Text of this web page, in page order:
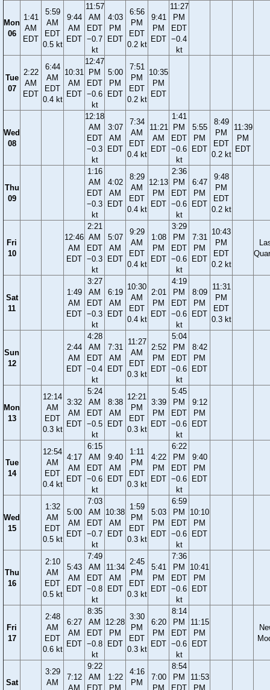
Mon
06
1:41
AM
EDT
5:59
AM
EDT
0.5 kt
9:44
AM
EDT
11:57
AM
EDT
−0.7
kt
4:03
PM
EDT
6:56
PM
EDT
0.2 kt
9:41
PM
EDT
11:27
PM
EDT
−0.4
kt
Tue
07
2:22
AM
EDT
6:44
AM
EDT
0.4 kt
10:31
AM
EDT
12:47
PM
EDT
−0.6
kt
5:00
PM
EDT
7:51
PM
EDT
0.2 kt
10:35
PM
EDT
Wed
08
12:18
AM
EDT
−0.3
kt
3:07
AM
EDT
7:34
AM
EDT
0.4 kt
11:21
AM
EDT
1:41
PM
EDT
−0.6
kt
5:55
PM
EDT
8:49
PM
EDT
0.2 kt
11:39
PM
EDT
Thu
09
1:16
AM
EDT
−0.3
kt
4:02
AM
EDT
8:29
AM
EDT
0.4 kt
12:13
PM
EDT
2:36
PM
EDT
−0.6
kt
6:47
PM
EDT
9:48
PM
EDT
0.2 kt
Fri
10
12:46
AM
EDT
2:21
AM
EDT
−0.3
kt
5:07
AM
EDT
9:29
AM
EDT
0.4 kt
1:08
PM
EDT
3:29
PM
EDT
−0.6
kt
7:31
PM
EDT
10:43
PM
EDT
0.2 kt
Sat
11
1:49
AM
EDT
3:27
AM
EDT
−0.3
kt
6:19
AM
EDT
10:30
AM
EDT
0.4 kt
2:01
PM
EDT
4:19
PM
EDT
−0.6
kt
8:09
PM
EDT
11:31
PM
EDT
0.3 kt
Sun
12
2:44
AM
EDT
4:28
AM
EDT
−0.4
kt
7:31
AM
EDT
11:27
AM
EDT
0.3 kt
2:52
PM
EDT
5:04
PM
EDT
−0.6
kt
8:42
PM
EDT
Mon
13
12:14
AM
EDT
0.3 kt
3:32
AM
EDT
5:24
AM
EDT
−0.5
kt
8:38
AM
EDT
12:21
PM
EDT
0.3 kt
3:39
PM
EDT
5:45
PM
EDT
−0.6
kt
9:12
PM
EDT
Tue
14
12:54
AM
EDT
0.4 kt
4:17
AM
EDT
6:15
AM
EDT
−0.6
kt
9:40
AM
EDT
1:11
PM
EDT
0.3 kt
4:22
PM
EDT
6:22
PM
EDT
−0.6
kt
9:40
PM
EDT
Wed
15
1:32
AM
EDT
0.5 kt
5:00
AM
EDT
7:03
AM
EDT
−0.7
kt
10:38
AM
EDT
1:59
PM
EDT
0.3 kt
5:03
PM
EDT
6:59
PM
EDT
−0.6
kt
10:10
PM
EDT
Thu
16
2:10
AM
EDT
0.5 kt
5:43
AM
EDT
7:49
AM
EDT
−0.8
kt
11:34
AM
EDT
2:45
PM
EDT
0.3 kt
5:41
PM
EDT
7:36
PM
EDT
−0.6
kt
10:41
PM
EDT
Fri
17
2:48
AM
EDT
0.6 kt
6:27
AM
EDT
8:35
AM
EDT
−0.8
kt
12:28
PM
EDT
3:30
PM
EDT
0.3 kt
6:20
PM
EDT
8:14
PM
EDT
−0.6
kt
11:15
PM
EDT
Sat
3:29
AM
7:12
AM
9:22
AM
EDT
1:22
PM
4:16
PM
7:00
PM
8:54
PM
EDT
11:53
PM